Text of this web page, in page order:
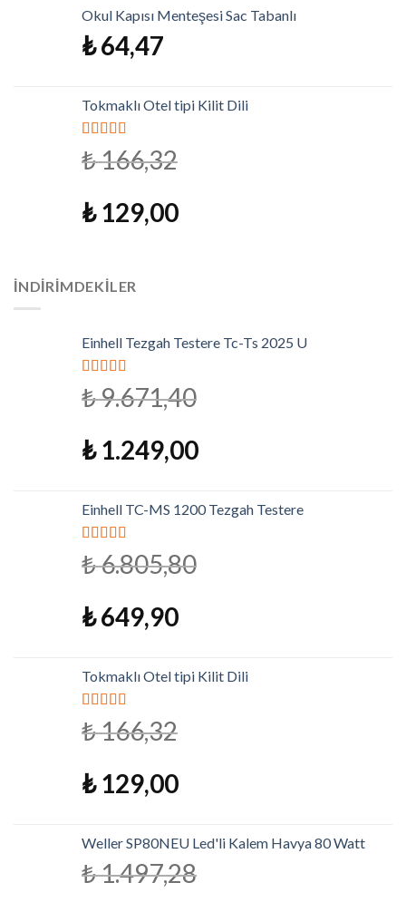
Okul Kapısı Menteşesi Sac Tabanlı
₺64,47
Tokmaklı Otel tipi Kilit Dili
5 üzerinden
4.79oy aldı
₺166,32
₺129,00
İNDIRIMDEKILER
Einhell Tezgah Testere Tc-Ts 2025 U
5 üzerinden
5.00oy aldı
₺9.671,40
₺1.249,00
Einhell TC-MS 1200 Tezgah Testere
5 üzerinden
5.00oy aldı
₺6.805,80
₺649,90
Tokmaklı Otel tipi Kilit Dili
5 üzerinden
4.79oy aldı
₺166,32
₺129,00
Weller SP80NEU Led'li Kalem Havya 80 Watt
₺1.497,28